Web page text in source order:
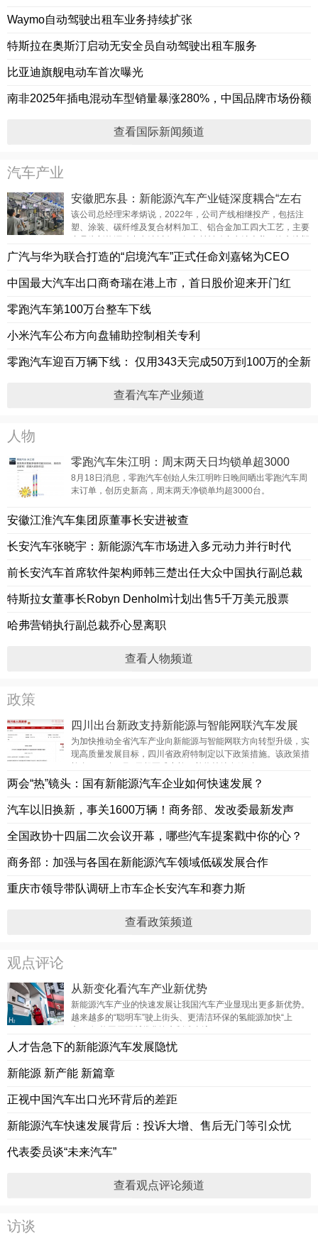
Waymo自动驾驶出租车业务持续扩张
特斯拉在奥斯汀启动无安全员自动驾驶出租车服务
比亚迪旗舰电动车首次曝光
南非2025年插电混动车型销量暴涨280%，中国品牌市场份额
查看国际新闻频道
汽车产业
安徽肥东县：新能源汽车产业链深度耦合“左右
为邻”
该公司总经理宋孝炳说，2022年，公司产线相继投产，包括注
塑、涂装、碳纤维及复合材料加工、铝合金加工四大工艺，主要
及喷涂件。
广汽与华为联合打造的“启境汽车”正式任命刘嘉铭为CEO
中国最大汽车出口商奇瑞在港上市，首日股价迎来开门红
零跑汽车第100万台整车下线
小米汽车公布方向盘辅助控制相关专利
零跑汽车迎百万辆下线： 仅用343天完成50万到100万的全新
查看汽车产业频道
人物
零跑汽车朱江明：周末两天日均锁单超3000
台，创历史新高
8月18日消息，零跑汽车创始人朱江明昨日晚间晒出零跑汽车周
末订单，创历史新高，周末两天净锁单均超3000台。
安徽江淮汽车集团原董事长安进被查
长安汽车张晓宇：新能源汽车市场进入多元动力并行时代
前长安汽车首席软件架构师韩三楚出任大众中国执行副总裁
特斯拉女董事长Robyn Denholm计划出售5千万美元股票
哈弗营销执行副总裁乔心昱离职
查看人物频道
政策
四川出台新政支持新能源与智能网联汽车发展
为加快推动全省汽车产业向新能源与智能网联方向转型升级，实
现高质量发展目标，四川省政府特制定以下政策措施。该政策措
两会“热”镜头：国有新能源汽车企业如何快速发展？
汽车以旧换新，事关1600万辆！商务部、发改委最新发声
全国政协十四届二次会议开幕，哪些汽车提案戳中你的心？
商务部：加强与各国在新能源汽车领域低碳发展合作
重庆市领导带队调研上市车企长安汽车和赛力斯
查看政策频道
观点评论
从新变化看汽车产业新优势
新能源汽车产业的快速发展让我国汽车产业显现出更多新优势。
越来越多的“聪明车”驶上街头、更清洁环保的氢能源加快“上
人才告急下的新能源汽车发展隐忧
新能源 新产能 新篇章
正视中国汽车出口光环背后的差距
新能源汽车快速发展背后：投诉大增、售后无门等引众忧
代表委员谈“未来汽车”
查看观点评论频道
访谈